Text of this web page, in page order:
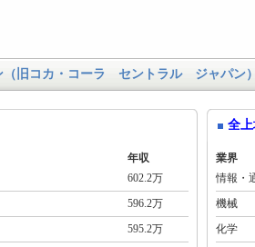
（旧コカ・コーラ セントラル ジャパン
年収
602.2万
596.2万
595.2万
全
業界
情報・
機械
化学